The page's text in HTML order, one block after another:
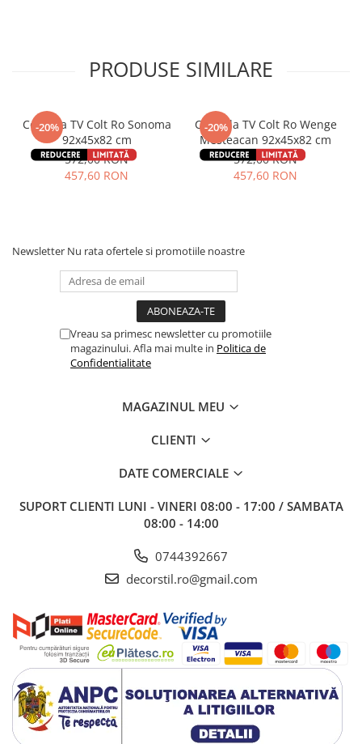
PRODUSE SIMILARE
-20%
Comoda TV Colt Ro Sonoma
92x45x82 cm
572,00 RON
457,60 RON
-20%
Comoda TV Colt Ro Wenge
Mesteacan 92x45x82 cm
572,00 RON
457,60 RON
Newsletter Nu rata ofertele si promotiile noastre
Vreau sa primesc newsletter cu promotiile
magazinului. Afla mai multe in Politica de
Confidentialitate
MAGAZINUL MEU
CLIENTI
DATE COMERCIALE
SUPORT CLIENTI LUNI - VINERI 08:00 - 17:00 / SAMBATA
08:00 - 14:00
0744392667
decorstil.ro@gmail.com